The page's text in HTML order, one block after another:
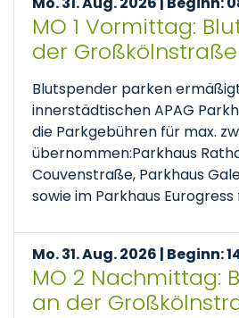
MO 1 Vormittag:
der Großkölnstraße
Blutspender parken
innerstädtischen APAG
die Parkgebühren für max.
übernommen:Parkhaus
Couvenstraße, Parkhaus
sowie im Parkhaus
Mo. 31. Aug. 2026 | Beginn:
MO 2 Nachmittag:
an der